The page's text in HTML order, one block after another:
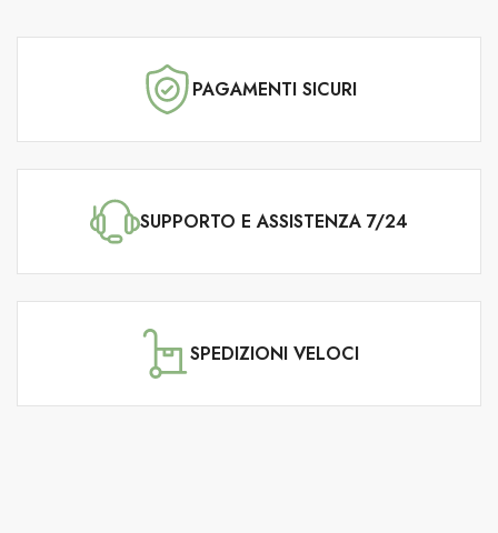
PAGAMENTI SICURI
SUPPORTO E ASSISTENZA 7/24
SPEDIZIONI VELOCI